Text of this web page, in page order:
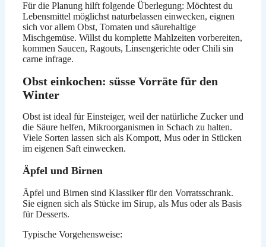
Für die Planung hilft folgende Überlegung: Möchtest du
Lebensmittel möglichst naturbelassen einwecken, eignen
sich vor allem Obst, Tomaten und säurehaltige
Mischgemüse. Willst du komplette Mahlzeiten vorbereiten,
kommen Saucen, Ragouts, Linsengerichte oder Chili sin
carne infrage.
Obst einkochen: süsse Vorräte für den
Winter
Obst ist ideal für Einsteiger, weil der natürliche Zucker und
die Säure helfen, Mikroorganismen in Schach zu halten.
Viele Sorten lassen sich als Kompott, Mus oder in Stücken
im eigenen Saft einwecken.
Äpfel und Birnen
Äpfel und Birnen sind Klassiker für den Vorratsschrank.
Sie eignen sich als Stücke im Sirup, als Mus oder als Basis
für Desserts.
Typische Vorgehensweise: